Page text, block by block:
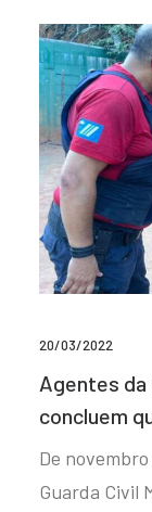
20/03/2022
Agentes da
concluem
De
Guarda Civil